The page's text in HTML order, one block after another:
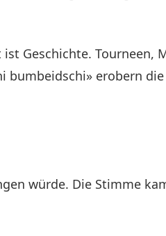
Geschichte. Tourneen,
bumbeidschi» erobern
würde. Die Stimme